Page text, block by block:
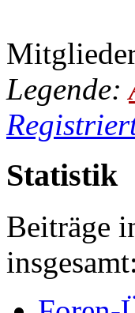
Legende:
Statistik
Beiträge
insgesamt: